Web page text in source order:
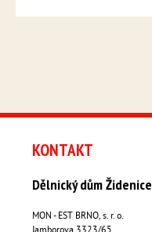
KONTAKT
Dělnický dům Židenice
MON - EST BRNO, s. r. o.